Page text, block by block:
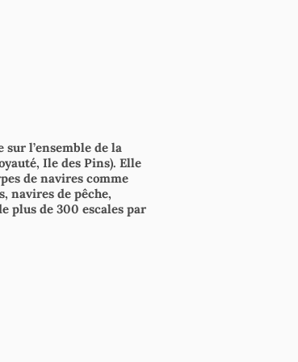
l’ensemble de la
Ile des Pins). Elle
de navires comme
navires de pêche,
plus de 300 escales par